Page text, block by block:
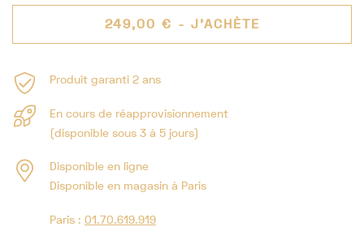
249,00 € - J'ACHÈTE
Produit garanti 2 ans
En cours de réapprovisionnement
(disponible sous 3 à 5 jours)
Disponible en ligne
Disponible en magasin à Paris
Paris : 01.70.619.919